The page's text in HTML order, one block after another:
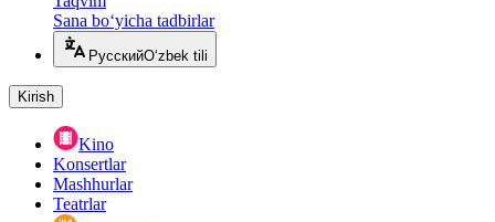
Sana bo‘yicha tadbirlar
РусскийO‘zbek tili
Kirish
Kino
Konsertlar
Mashhurlar
Teatrlar